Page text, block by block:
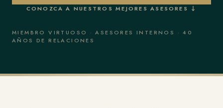
CONOZCA A NUESTROS MEJORES ASESORES ↓
MIEMBRO VIRTUOSO · ASESORES INTERNOS · 40
AÑOS DE RELACIONES